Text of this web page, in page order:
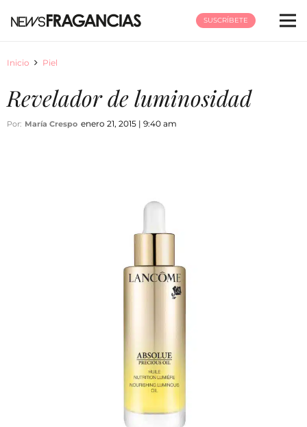
SUSCRÍBETE
Inicio Piel
Revelador de luminosidad
Por: María Crespo enero 21, 2015 | 9:40 am